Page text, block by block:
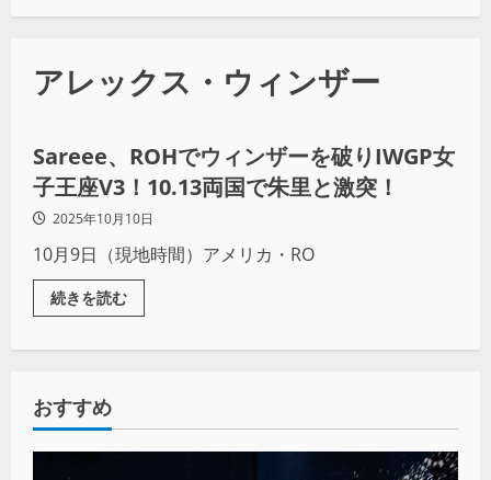
アレックス・ウィンザー
プロレス
Sareee、ROHでウィンザーを破りIWGP女
子王座V3！10.13両国で朱里と激突！
2025年10月10日
10月9日（現地時間）アメリカ・RO
続きを読む
おすすめ